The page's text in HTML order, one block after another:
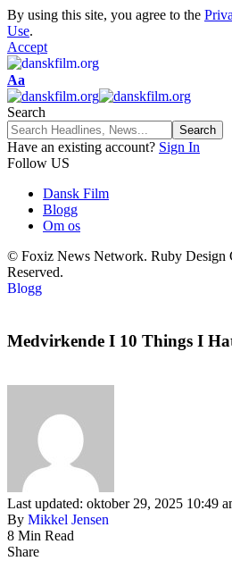
By using this site, you agree to the
Use.
Accept
Aa
Search
Have an existing account? Sign In
Follow US
Dansk Film
Blogg
Om os
© Foxiz News Network. Ruby Design
Reserved.
Blogg
Medvirkende I 10 Things I
Last updated: oktober 29, 2025 10:49
By Mikkel Jensen
8 Min Read
Share